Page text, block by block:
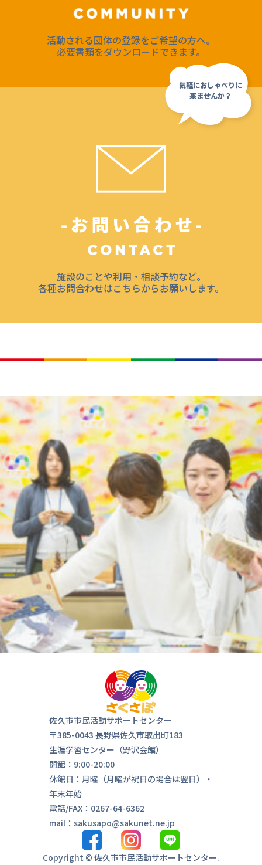
活動される団体の登録をご希望の方へ。
必要書類をダウンロードできます。
施設のことや利用・相談予約など。
各種お問合わせはこちらからお願いします。
佐久市市民活動サポートセンター
〒385-0043 長野県佐久市取出町183
生涯学習センター（野沢会館）
開館：9:00-20:00
休館日：月曜（月曜が祝日の場合は翌日）・
年末年始
電話/FAX：0267-64-6362
mail：sakusapo@sakunet.ne.jp
Copyright © 佐久市市民活動サポートセンター.